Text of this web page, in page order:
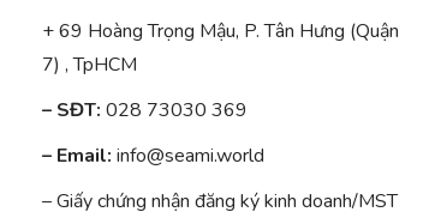
+ 69 Hoàng Trọng Mậu, P. Tân Hưng (Quận
7) , TpHCM
– SĐT: 028 73030 369
– Email: info@seami.world
– Giấy chứng nhận đăng ký kinh doanh/MST